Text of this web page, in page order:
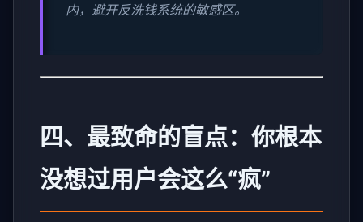
内，避开反洗钱系统的敏感区。
四、最致命的盲点：你根本
没想过用户会这么“疯”